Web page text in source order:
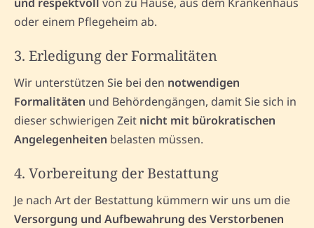
und respektvoll von zu Hause, aus dem Krankenhaus
oder einem Pflegeheim ab.
3. Erledigung der Formalitäten
Wir unterstützen Sie bei den notwendigen
Formalitäten und Behördengängen, damit Sie sich in
dieser schwierigen Zeit nicht mit bürokratischen
Angelegenheiten belasten müssen.
4. Vorbereitung der Bestattung
Je nach Art der Bestattung kümmern wir uns um die
Versorgung und Aufbewahrung des Verstorbenen